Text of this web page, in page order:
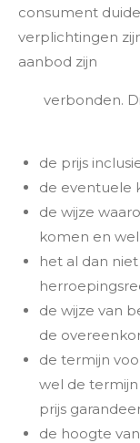
consument
verplichtingen
aanbod zijn
verbonden.
de prijs
de eventuele
de wijze
komen en
het al dan
de wijze van
de
de termijn
wel de
prijs
de hoogte